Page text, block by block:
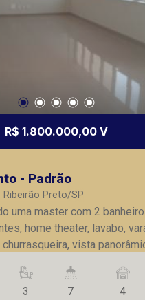
R$ 1.800.000,00 V
- Padrão
Ribeirão Preto/SP
uma master com 2
home theater, lavabo,
vista
lavanderia, dependêcia
4 vagas de garagens.
3 7 4